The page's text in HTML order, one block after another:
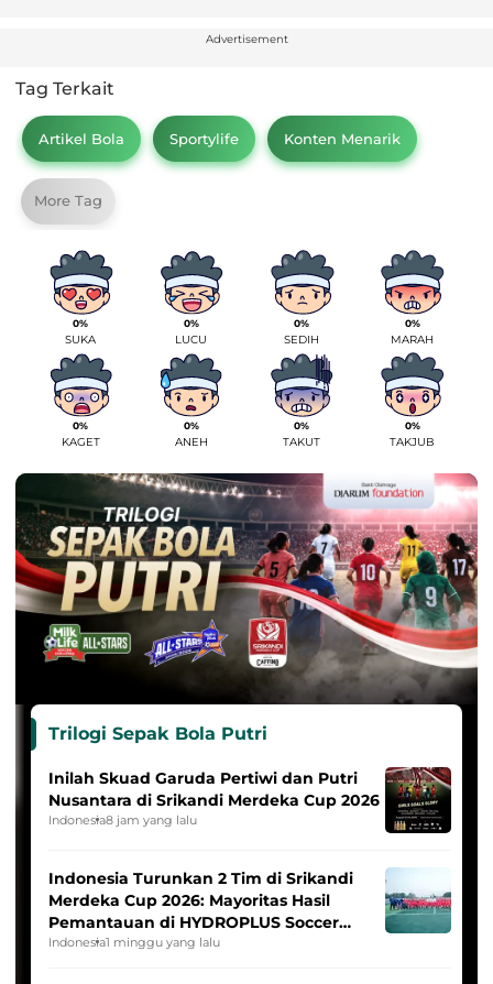
Advertisement
Tag Terkait
Artikel Bola Sportylife Konten Menarik
More Tag
0%
SUKA
0%
LUCU
0%
SEDIH
0%
MARAH
0%
KAGET
0%
ANEH
0%
TAKUT
0%
TAKJUB
Trilogi Sepak Bola Putri
Inilah Skuad Garuda Pertiwi dan Putri
Nusantara di Srikandi Merdeka Cup 2026
Indonesia8 jam yang lalu
Indonesia Turunkan 2 Tim di Srikandi
Merdeka Cup 2026: Mayoritas Hasil
Pemantauan di HYDROPLUS Soccer
League
Indonesia1 minggu yang lalu